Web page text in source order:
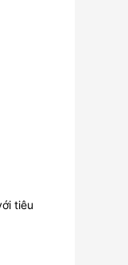
tiêu